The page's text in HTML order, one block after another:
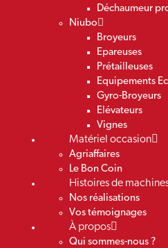
Déchaumeur
Niubo
Broyeurs
Epareuses
Prétailleuses
Equipements
Gyro-Broyeurs
Elévateurs
Vignes
Matériel occasion
Agriaffaires
Le Bon Coin
Histoires de
Nos réalisations
Vos témoignages
À propos
Qui sommes-nous ?